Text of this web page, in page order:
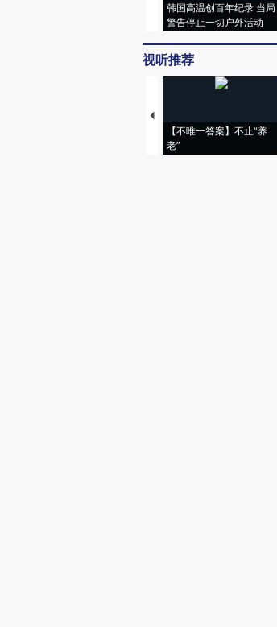
韩国高温创百年纪录 当局
警告停止一切户外活动
视听推荐
【不唯一答案】不止“养
老”